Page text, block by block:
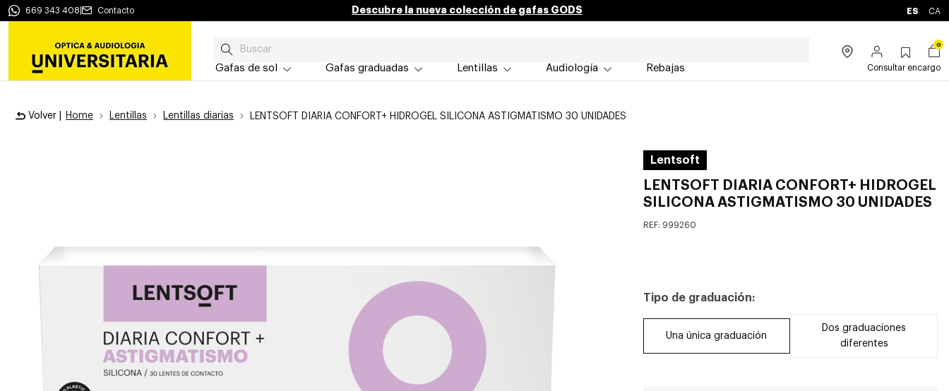
669 343 408 Contacto Descubre la nueva colección de gafas GODS ES CA
Gafas de sol Gafas graduadas Lentillas Audiología Rebajas
0
Consultar encargo
Volver | Home Lentillas Lentillas diarias LENTSOFT DIARIA CONFORT+ HIDROGEL SILICONA ASTIGMATISMO 30 UNIDADES
Lentsoft
LENTSOFT DIARIA CONFORT+ HIDROGEL
SILICONA ASTIGMATISMO 30 UNIDADES
REF: 999260
Tipo de graduación:
Una única graduación
Dos graduaciones
diferentes